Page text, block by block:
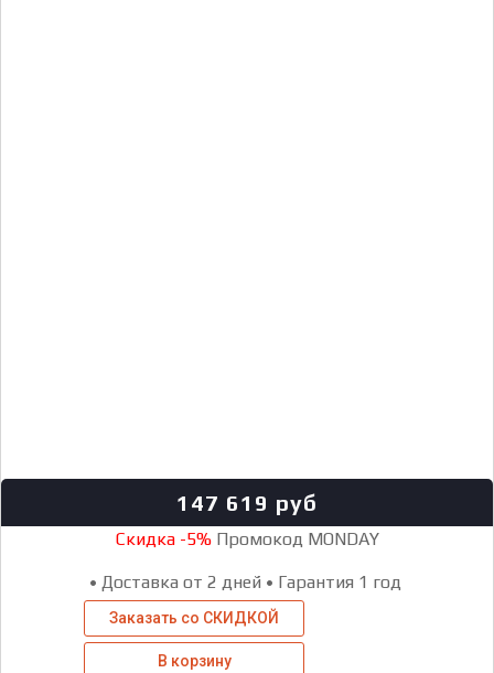
147 619 руб
Скидка -5%Промокод MONDAY
• Доставка от 2 дней • Гарантия 1 год
Заказать со СКИДКОЙ
В корзину